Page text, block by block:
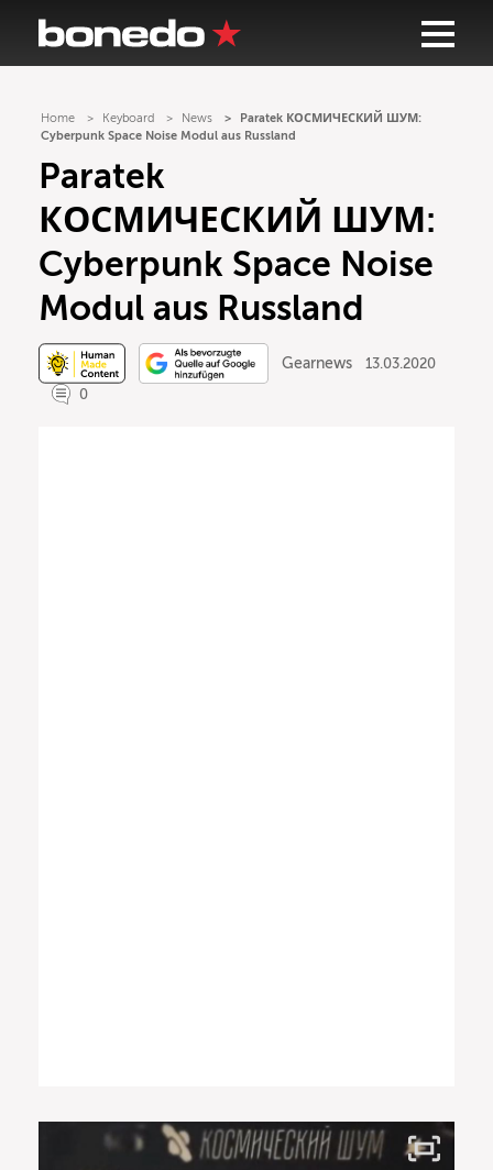
Home Keyboard News
Paratek КОСМИЧЕСКИЙ ШУМ:
Cyberpunk Space Noise Modul aus Russland
Paratek
КОСМИЧЕСКИЙ ШУМ:
Cyberpunk Space Noise
Modul aus Russland
Gearnews
13.03.2020
0